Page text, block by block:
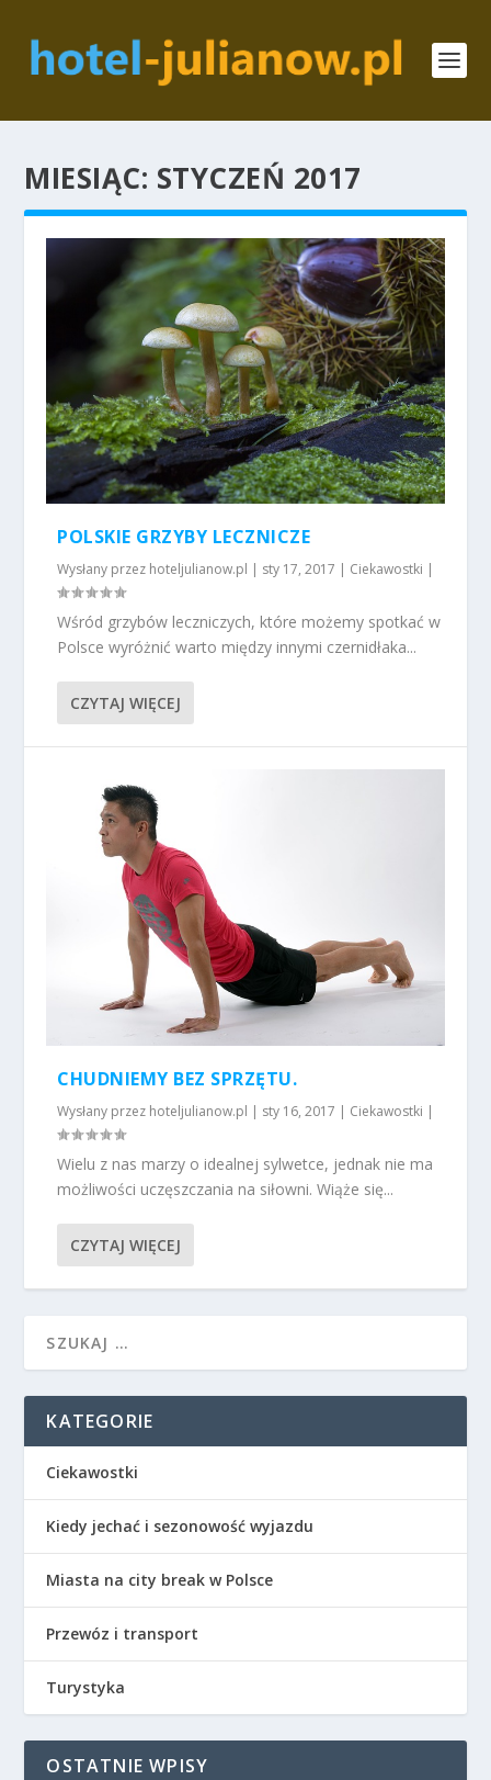
MIESIĄC: STYCZEŃ 2017
POLSKIE GRZYBY LECZNICZE
Wysłany przez hoteljulianow.pl | sty 17, 2017 | Ciekawostki |
Wśród grzybów leczniczych, które możemy spotkać w
Polsce wyróżnić warto między innymi czernidłaka...
CZYTAJ WIĘCEJ
CHUDNIEMY BEZ SPRZĘTU.
Wysłany przez hoteljulianow.pl | sty 16, 2017 | Ciekawostki |
Wielu z nas marzy o idealnej sylwetce, jednak nie ma
możliwości uczęszczania na siłowni. Wiąże się...
CZYTAJ WIĘCEJ
KATEGORIE
Ciekawostki
Kiedy jechać i sezonowość wyjazdu
Miasta na city break w Polsce
Przewóz i transport
Turystyka
OSTATNIE WPISY